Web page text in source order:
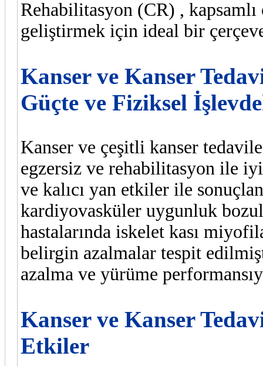
Rehabilitasyon (CR) ,
geliştirmek için ideal bir
Kanser ve Kanser
Güçte ve Fiziksel
Kanser ve çeşitli kanser
egzersiz ve rehabilitasyon ile
ve kalıcı yan etkiler ile
kardiyovasküler uygunluk
hastalarında iskelet kası
belirgin azalmalar tespit
azalma ve yürüme
Kanser ve Kanser
Etkiler